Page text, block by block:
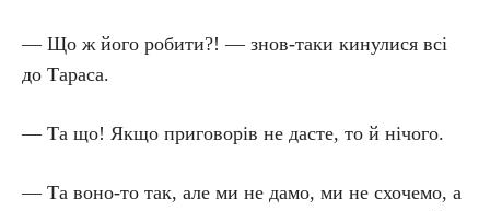
— Що ж його робити?! — знов-таки кинулися всі
до Тараса.
— Та що! Якщо приговорів не дасте, то й нічого.
— Та воно-то так, але ми не дамо, ми не схочемо, а